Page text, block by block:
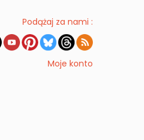
Podążaj za nami :
Moje konto